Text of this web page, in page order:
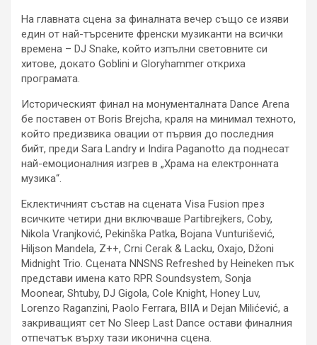
На главната сцена за финалната вечер също се изяви
един от най-търсените френски музиканти на всички
времена – DJ Snake, който изпълни световните си
хитове, докато Goblini и Gloryhammer откриха
програмата.
Историческият финал на монументалната Dance Arena
бе поставен от Boris Brejcha, краля на минимал техното,
който предизвика овации от първия до последния
бийт, преди Sara Landry и Indira Paganotto да поднесат
най-емоционалния изгрев в „Храма на електронната
музика“.
Еклектичният състав на сцената Visa Fusion през
всичките четири дни включваше Partibrejkers, Coby,
Nikola Vranjković, Pekinška Patka, Bojana Vunturišević,
Hiljson Mandela, Z++, Crni Cerak & Lacku, Oxajo, Džoni
Midnight Trio. Сцената NNSNS Refreshed by Heineken пък
представи имена като RPR Soundsystem, Sonja
Moonear, Shtuby, DJ Gigola, Cole Knight, Honey Luv,
Lorenzo Raganzini, Paolo Ferrara, BIIA и Dejan Milićević, а
закриващият сет No Sleep Last Dance остави финалния
отпечатък върху тази иконична сцена.